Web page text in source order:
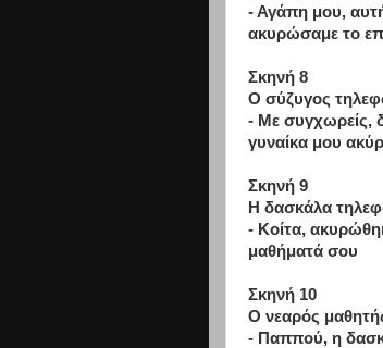
- Αγάπη μου, αυτή
ακυρώσαμε το
Σκηνή 8
Ο σύζυγος
- Με συγχωρείς,
γυναίκα μου
Σκηνή 9
Η δασκάλα
- Κοίτα,
μαθήματά σου
Σκηνή 10
Ο νεαρός
- Παππού, η